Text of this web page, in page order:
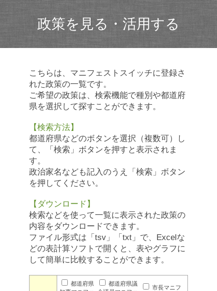
政策を見る・活用する
こちらは、マニフェストスイッチに登録さ
れた政策の一覧です。
ご希望の政策は、検索機能で種別や都道府
県を選択して探すことができます。
【検索方法】
都道府県などのボタンを選択（複数可）し
て、「検索」ボタンを押すと表示されま
す。
政治家名なども記入のうえ「検索」ボタン
を押してください。
【ダウンロード】
検索などを使って一覧に表示された政策の
内容をダウンロードできます。
ファイル形式は「tsv」「txt」で、Excelな
どの表計算ソフトで開くと、表やグラフに
して簡単に比較することができます。
都道府県
都道府県議
市長マニフ